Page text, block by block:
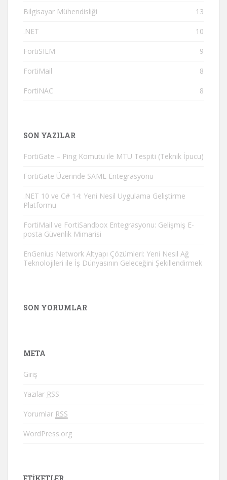
Bilgisayar Mühendisliği 13
.NET 10
FortiSIEM 9
FortiMail 8
FortiNAC 8
SON YAZILAR
FortiGate – Ping Komutu ile MTU Tespiti (Teknik İpucu)
FortiGate Üzerinde SAML Entegrasyonu
.NET 10 ve C# 14: Yeni Nesil Uygulama Geliştirme
Platformu
FortiMail ve FortiSandbox Entegrasyonu: Gelişmiş E-
posta Güvenlik Mimarisi
EnGenius Network Altyapı Çözümleri: Yeni Nesil Ağ
Teknolojileri ile İş Dünyasının Geleceğini Şekillendirmek
SON YORUMLAR
META
Giriş
Yazılar RSS
Yorumlar RSS
WordPress.org